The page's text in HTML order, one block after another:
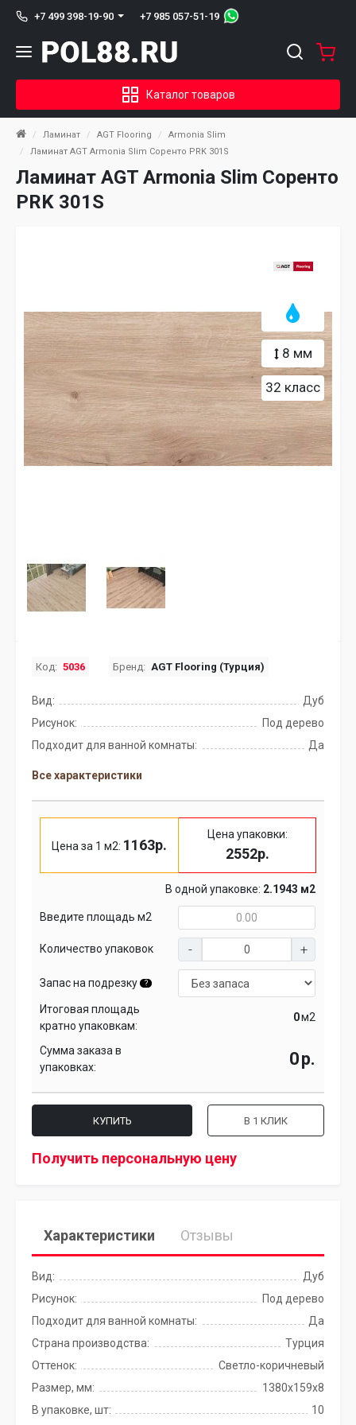
+7 499 398-19-90 +7 985 057-51-19
Каталог товаров
Ламинат AGT Flooring
Armonia Slim
Ламинат AGT Armonia Slim Соренто PRK 301S
Ламинат AGT Armonia Slim Соренто
PRK 301S
8 мм
32 класс
Код: 5036 Бренд: AGT Flooring (Турция)
Вид:
Дуб
Рисунок:
Под дерево
Подходит для ванной комнаты:
Да
Все характеристики
Цена за 1 м2: 1163р.
Цена упаковки:
2552р.
В одной упаковке: 2.1943 м2
Введите площадь м2
Количество упаковок
Запас на подрезку ?
Итоговая площадь
кратно упаковкам:
м2
Сумма заказа в
упаковках:
р.
КУПИТЬ В 1 КЛИК
Получить персональную цену
Характеристики Отзывы
Вид:
Дуб
Рисунок:
Под дерево
Подходит для ванной комнаты:
Да
Страна производства:
Турция
Оттенок:
Светло-коричневый
Размер, мм:
1380х159x8
В упаковке, шт:
10